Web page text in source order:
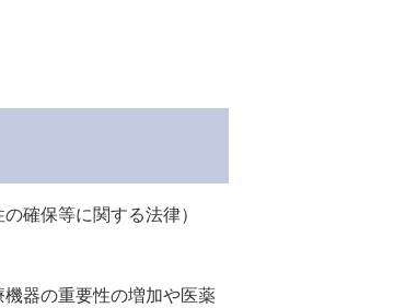
確保等に関する法律）
器の重要性の増加や医薬